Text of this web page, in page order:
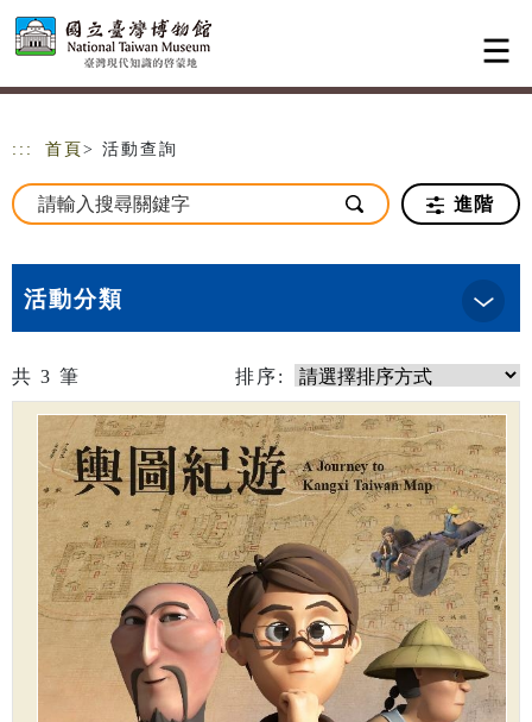
跳到主要內容
網站導覽
::: 首頁 > 活動查詢
進階
活動分類
共 3 筆 排序: